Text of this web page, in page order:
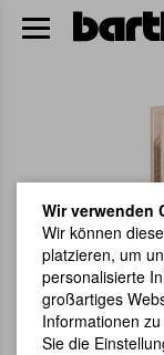
Wir verwenden
Wir können
platzieren, um
personalisierte
großartiges
Informationen
Sie die